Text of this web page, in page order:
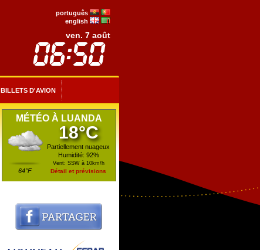
português
english
ven. 7 août
BILLETS D'AVION
MÉTÉO À LUANDA
64°F
18°C
Partiellement nuageux
Humidité: 92%
Vent: SSW à 10km/h
Détail et prévisions